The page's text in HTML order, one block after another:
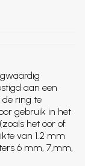
aan een
ring te
gebruik in het
het oor of
van 1.2 mm
6 mm, 7,mm,